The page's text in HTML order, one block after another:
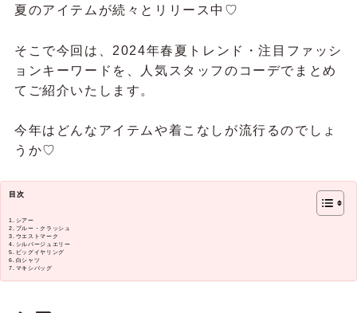
夏のアイテムが続々とリリース中♡
そこで今回は、2024年春夏トレンド・注目ファッシ
ョンキーワードを、人気スタッフのコーデでまとめ
てご紹介いたします。
今年はどんなアイテムや着こなしが流行るのでしょ
うか♡
目次
シアー
ブルー・クラッシュ
ウエストマーク
シルバージュエリー
ビッグイヤリング
白シャツ
マキシバッグ